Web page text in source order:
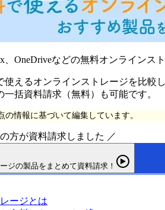
、OneDriveなどの無料オンライン
使えるオンラインストレージを比較
一括資料請求（無料）も可能です。
の情報に基づいて編集しています。
方が資料請求しました ／
ジの製品をまとめて資料請求！
ージとは